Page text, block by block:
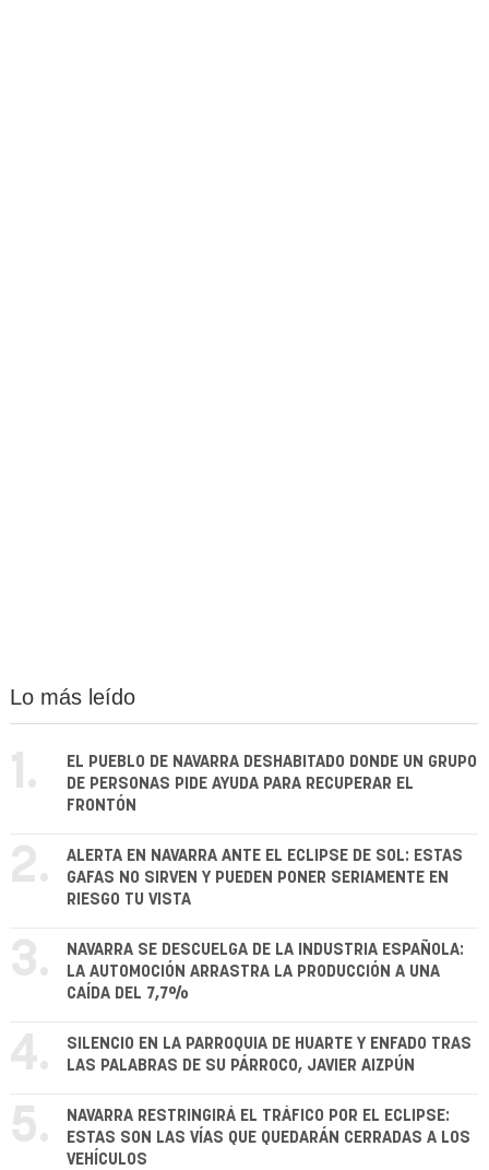
Lo más leído
1.
EL PUEBLO DE NAVARRA DESHABITADO DONDE UN GRUPO
DE PERSONAS PIDE AYUDA PARA RECUPERAR EL
FRONTÓN
2.
ALERTA EN NAVARRA ANTE EL ECLIPSE DE SOL: ESTAS
GAFAS NO SIRVEN Y PUEDEN PONER SERIAMENTE EN
RIESGO TU VISTA
3.
NAVARRA SE DESCUELGA DE LA INDUSTRIA ESPAÑOLA:
LA AUTOMOCIÓN ARRASTRA LA PRODUCCIÓN A UNA
CAÍDA DEL 7,7%
4.
SILENCIO EN LA PARROQUIA DE HUARTE Y ENFADO TRAS
LAS PALABRAS DE SU PÁRROCO, JAVIER AIZPÚN
5.
NAVARRA RESTRINGIRÁ EL TRÁFICO POR EL ECLIPSE:
ESTAS SON LAS VÍAS QUE QUEDARÁN CERRADAS A LOS
VEHÍCULOS